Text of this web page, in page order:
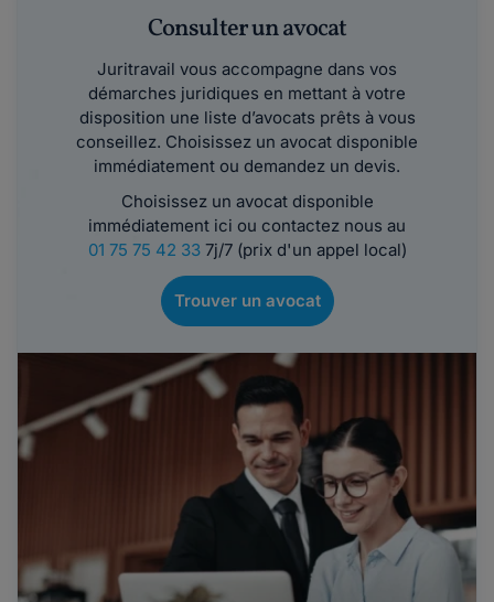
Consulter un avocat
Juritravail vous accompagne dans vos
démarches juridiques en mettant à votre
disposition une liste d’avocats prêts à vous
conseillez. Choisissez un avocat disponible
immédiatement ou demandez un devis.
Choisissez un avocat disponible
immédiatement ici ou contactez nous au
01 75 75 42 337j/7 (prix d'un appel local)
Trouver un avocat